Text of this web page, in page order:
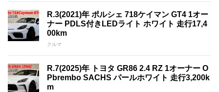
R.3(2021)年 ポルシェ 718ケイマン GT4 1オー
ナー PDLS付きLEDライト ホワイト 走行17,4
00km
クルマ
R.7(2025)年 トヨタ GR86 2.4 RZ 1オーナー O
Pbrembo SACHS パールホワイト 走行3,200k
m